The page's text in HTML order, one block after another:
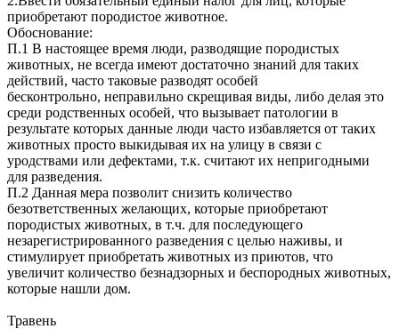
приобретают породистое животное.
Обоснование:
П.1 В настоящее время люди, разводящие породистых
животных, не всегда имеют достаточно знаний для таких
действий, часто таковые разводят особей
бесконтрольно, неправильно скрещивая виды, либо делая это
среди родственных особей, что вызывает патологии в
результате которых данные люди часто избавляется от таких
животных просто выкидывая их на улицу в связи с
уродствами или дефектами, т.к. считают их непригодными
для разведения.
П.2 Данная мера позволит снизить количество
безответственных желающих, которые приобретают
породистых животных, в т.ч. для последующего
незарегистрированного разведения с целью наживы, и
стимулирует приобретать животных из приютов, что
увеличит количество безнадзорных и беспородных животных,
которые нашли дом.
Травень